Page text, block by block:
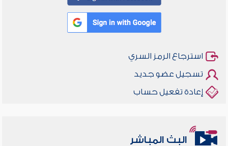
استرجاع الرمز السري
تسجيل عضو جديد
إعادة تفعيل حساب
البث المباشر